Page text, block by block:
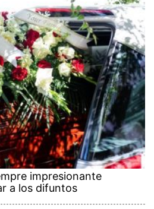
impresionante
a los difuntos